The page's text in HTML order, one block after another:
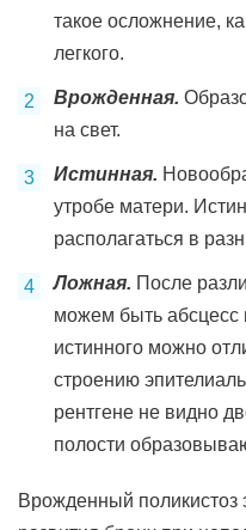
такое осложнение,
легкого.
Врожденная.
на свет.
Истинная.
утробе матери.
располагаться в
Ложная. После
можем быть абсцесс
истинного можно
строению
рентгене не видно
полости
Врожденный